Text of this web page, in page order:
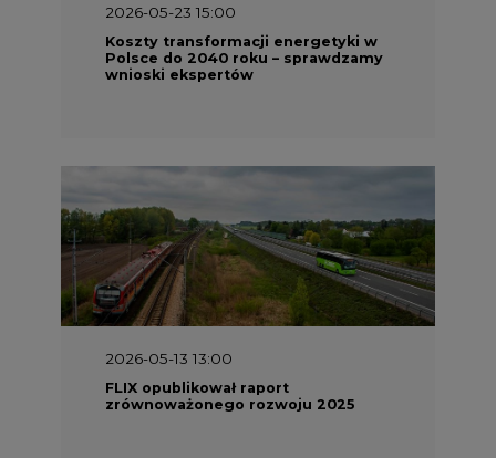
2026-05-23 15:00
Koszty transformacji energetyki w
Polsce do 2040 roku – sprawdzamy
wnioski ekspertów
2026-05-13 13:00
FLIX opublikował raport
zrównoważonego rozwoju 2025